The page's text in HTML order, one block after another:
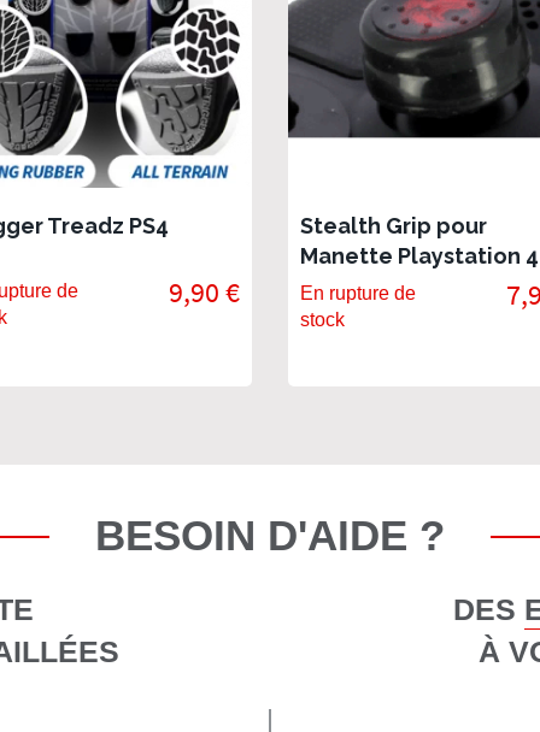
Treadz PS4
de
9,90 €
Stealth Grip pour
Manette Playstation 4
En rupture de
stock
BESOIN D'AIDE ?
DES
À